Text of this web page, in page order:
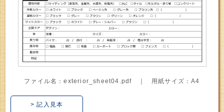
ファイル名：exterior_sheet04.pdf ｜ 用紙サイズ：A4
> 記入見本